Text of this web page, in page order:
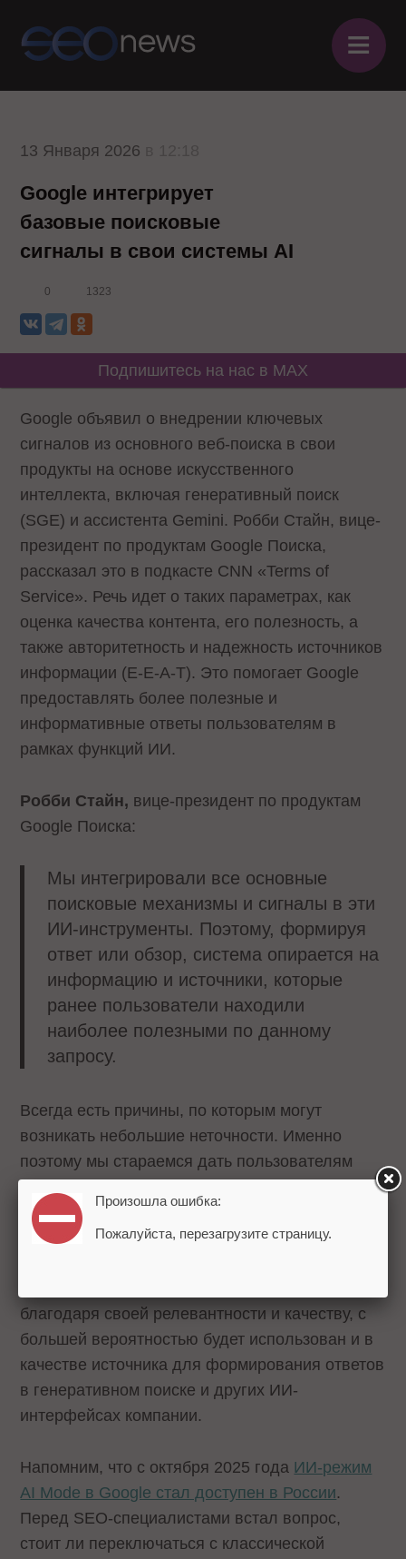
≡
13 Января 2026
Google интегрирует
базовые поисковые
сигналы в свои системы AI
0 1323
Подпишитесь на нас в MAX
Google объявил о внедрении ключевых
сигналов из основного веб-поиска в свои
продукты на основе искусственного
интеллекта, включая генеративный поиск
(SGE) и ассистента Gemini. Робби Стайн, вице-
президент по продуктам Google Поиска,
рассказал это в подкасте CNN «Terms of
Service». Речь идет о таких параметрах, как
оценка качества контента, его полезность, а
также авторитетность и надежность источников
информации (E-E-A-T). Это помогает Google
предоставлять более полезные и
информативные ответы пользователям в
рамках функций ИИ.
Робби Стайн, вице-президент по продуктам
Google Поиска:
Мы интегрировали все основные
поисковые механизмы и сигналы в эти
ИИ-инструменты. Поэтому, формируя
ответ или обзор, система опирается на
информацию и источники, которые
ранее пользователи находили
наиболее полезными по данному
запросу.
Всегда есть причины, по которым могут
возникать небольшие неточности. Именно
поэтому мы стараемся дать пользователям
возможность кликнуть на ссылки и
самостоятельно изучить информацию».
благодаря своей релевантности и качеству, с
большей вероятностью будет использован и в
качестве источника для формирования ответов
в генеративном поиске и других ИИ-
интерфейсах компании.
Напомним, что c октября 2025 года ИИ-режим
AI Mode в Google стал доступен в России.
Перед SEO-специалистами встал вопрос,
стоит ли переключаться с классической
Произошла ошибка:
Пожалуйста, перезагрузите страницу.